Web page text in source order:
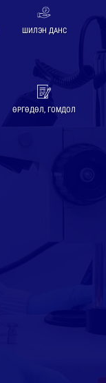
ШИЛЭН ДАНС
ӨРГӨДӨЛ, ГОМДОЛ